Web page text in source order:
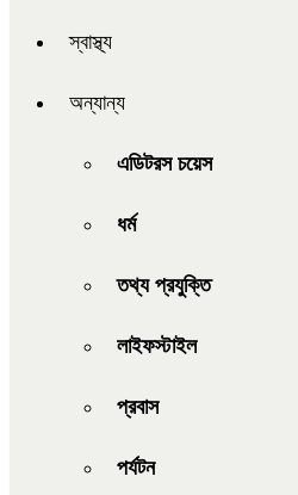
স্বাস্থ্য
অন্যান্য
এডিটরস চয়েস
ধর্ম
তথ্য প্রযুক্তি
লাইফস্টাইল
প্রবাস
পর্যটন